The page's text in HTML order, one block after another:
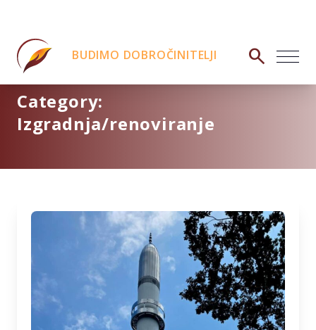
BUDIMO DOBROČINITELJI search
Category:
Izgradnja/renoviranje